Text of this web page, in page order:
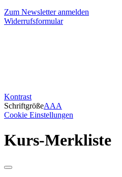
Zum Newsletter anmelden
Widerrufsformular
Kontrast
SchriftgrößeAAA
Cookie Einstellungen
Kurs-Merkliste